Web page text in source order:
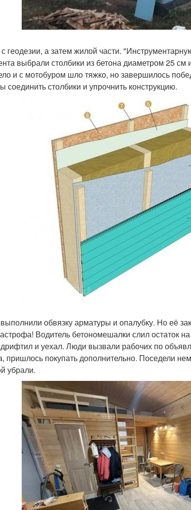
геодезии, а затем жилой части.
выбрали столбики из бетона диаметром 25 см
и с мотобуром шло тяжко, но завершилось
соединить столбики и упрочнить конструкцию.
обвязку арматуры и опалубку. Но её
Водитель бетономешалки слил остаток
и уехал. Люди вызвали рабочих по
пришлось покупать дополнительно. Поседели
убрали.